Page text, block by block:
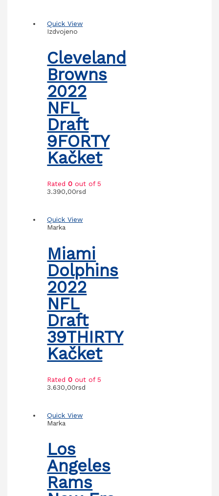
Quick View
Izdvojeno
Cleveland
Browns
2022
NFL
Draft
9FORTY
Kačket
Rated0 out of 5
3.390,00rsd
Quick View
Marka
Miami
Dolphins
2022
NFL
Draft
39THIRTY
Kačket
Rated0 out of 5
3.630,00rsd
Quick View
Marka
Los
Angeles
Rams